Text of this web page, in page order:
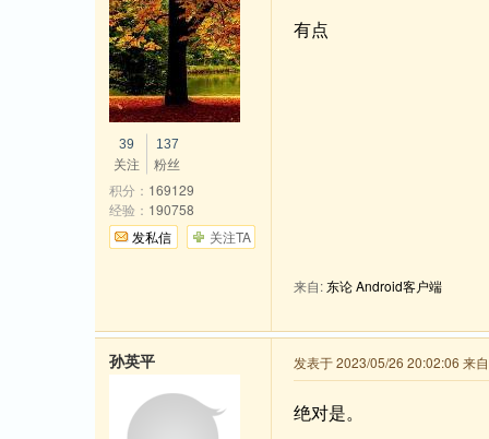
有点
来自:东论 Android客户端
39
关注
137
粉丝
积分： 169129
经验： 190758
发私信
关注TA
发表于 2023/05/26 20:02:06 来
绝对是。
孙英平